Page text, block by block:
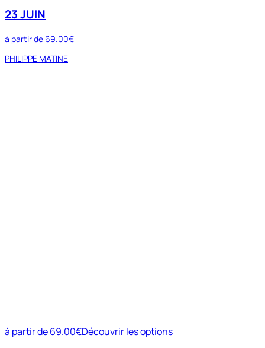
à partir de69.00€Découvrir les options
23 JUIN
à partir de 69.00€
PHILIPPE MATINE